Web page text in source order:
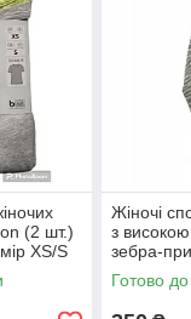
(2 шт.)
XS/S
Жіночі
з високою
зебра-
Готово до